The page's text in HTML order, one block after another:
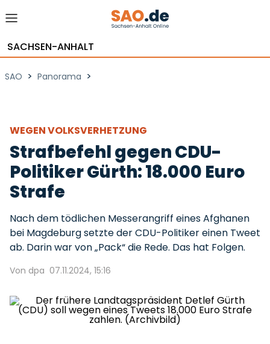
SACHSEN-ANHALT
SAO > Panorama >
WEGEN VOLKSVERHETZUNG
Strafbefehl gegen CDU-
Politiker Gürth: 18.000 Euro
Strafe
Nach dem tödlichen Messerangriff eines Afghanen
bei Magdeburg setzte der CDU-Politiker einen Tweet
ab. Darin war von „Pack“ die Rede. Das hat Folgen.
Von dpa 07.11.2024, 15:16